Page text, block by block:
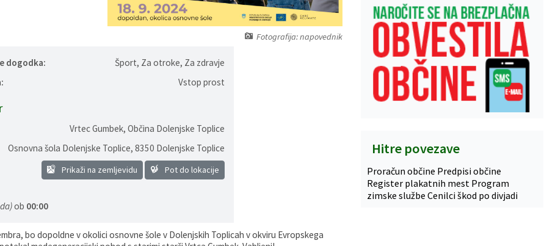
Fotografija: napovednik
dogodka:
Šport, Za otroke, Za zdravje
Vstop prost
Vrtec Gumbek, Občina Dolenjske Toplice
Osnovna šola Dolenjske Toplice, 8350 Dolenjske Toplice
Prikaži na zemljevidu Pot do lokacije
ob 00:00
bo dopoldne v okolici osnovne šole v Dolenjskih Toplicah v okviru Evropskega
Hitre povezave
Proračun občine Predpisi občine
Register plakatnih mest Program
zimske službe Cenilci škod po divjadi